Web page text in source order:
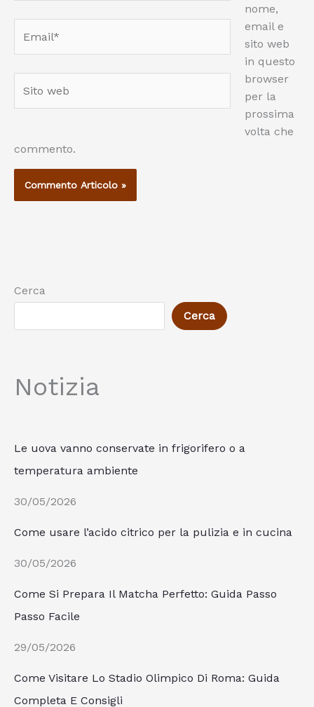
web
nome,
email e
sito web
in questo
browser
per la
prossima
volta che
commento.
Cerca
Cerca
Notizia
Le uova vanno conservate in frigorifero o a
temperatura ambiente
30/05/2026
Come usare l’acido citrico per la pulizia e in cucina
30/05/2026
Come Si Prepara Il Matcha Perfetto: Guida Passo
Passo Facile
29/05/2026
Come Visitare Lo Stadio Olimpico Di Roma: Guida
Completa E Consigli